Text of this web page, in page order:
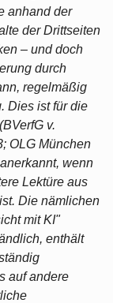
anhand der
der Drittseiten
– und doch
durch
regelmäßig
Dies ist für die
v.
OLG München
wenn
Lektüre aus
Die nämlichen
mit KI"
enthält
auf andere